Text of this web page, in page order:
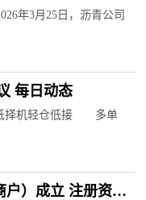
年3月25日，沥青公司
每日动态
择机轻仓低接 多单
户）成立 注册资本